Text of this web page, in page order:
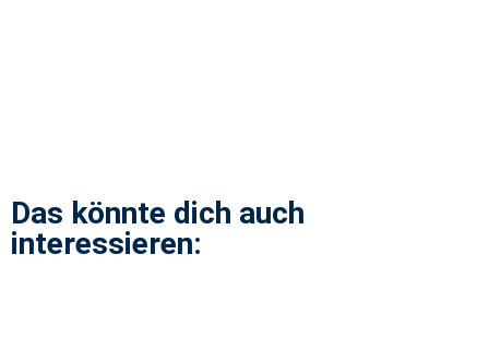
Das könnte dich auch
interessieren: